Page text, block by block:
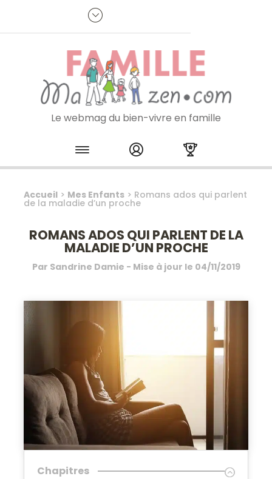
Je m'inscris à la newsletter
Le webmag du bien-vivre en famille
Skip to content
Accueil > Mes Enfants > Romans ados qui parlent
de la maladie d’un proche
ROMANS ADOS QUI PARLENT DE LA
MALADIE D’UN PROCHE
Par Sandrine Damie - Mise à jour le 04/11/2019
Chapitres
Panneau de gestion des cookies